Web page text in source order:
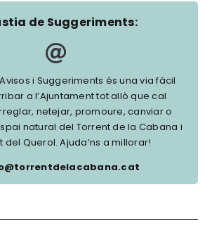
de Suggeriments:
i Suggeriments és una via fàcil
a l’Ajuntament tot allò que cal
netejar, promoure, canviar o
natural del Torrent de la Cabana i
del Querol. Ajuda’ns a millorar!